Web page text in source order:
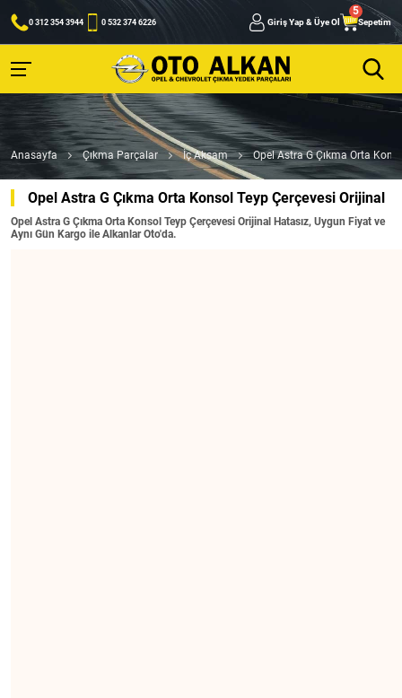
0 312 354 3944 0 532 374 6226 Giriş Yap & Üye Ol Sepetim
Anasayfa Çıkma Parçalar İç Aksam Opel Astra G Çıkma Orta
Opel Astra G Çıkma Orta Konsol Teyp Çerçevesi Orijinal
Opel Astra G Çıkma Orta Konsol Teyp Çerçevesi Orijinal Hatasız, Uygun Fiyat ve
Aynı Gün Kargo ile Alkanlar Oto'da.